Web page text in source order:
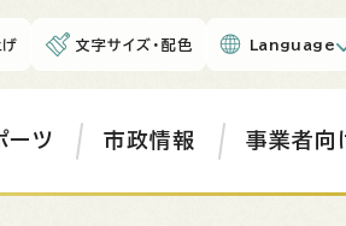
文字サイズ・配色 Language
ーツ 市政情報 事業者向